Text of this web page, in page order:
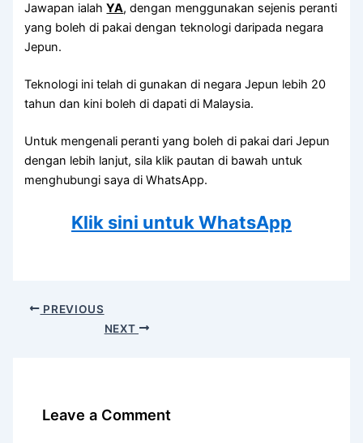
Jawapan ialahYA, dengan menggunakan sejenis peranti
yang boleh di pakai dengan teknologi daripada negara
Jepun.
Teknologi ini telah di gunakan di negara Jepun lebih 20
tahun dan kini boleh di dapati di Malaysia.
Untuk mengenali peranti yang boleh di pakai dari Jepun
dengan lebih lanjut, sila klik pautan di bawah untuk
menghubungi saya di WhatsApp.
Klik sini untuk WhatsApp
PREVIOUS
NEXT
Leave a Comment